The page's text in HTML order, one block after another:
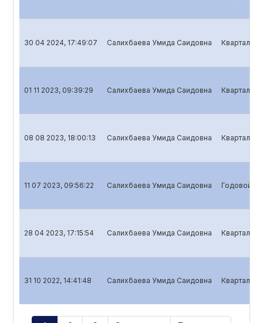
30 04 2024, 17:49:07 Салихбаева Умида Саидовна
01 11 2023, 09:39:29 Салихбаева Умида Саидовна
08 08 2023, 18:00:13 Салихбаева Умида Саидовна
11 07 2023, 09:56:22 Салихбаева Умида Саидовна Годовой
28 04 2023, 17:15:54 Салихбаева Умида Саидовна
31 10 2022, 14:41:48 Салихбаева Умида Саидовна